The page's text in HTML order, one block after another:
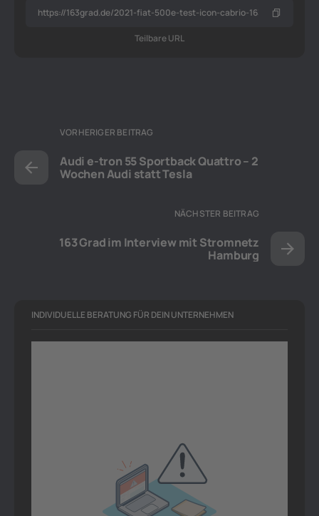
Teilbare URL
VORHERIGER BEITRAG
Audi e-tron 55 Sportback Quattro – 2
Wochen Audi statt Tesla
NÄCHSTER BEITRAG
163 Grad im Interview mit Stromnetz
Hamburg
INDIVIDUELLE BERATUNG FÜR DEIN UNTERNEHMEN